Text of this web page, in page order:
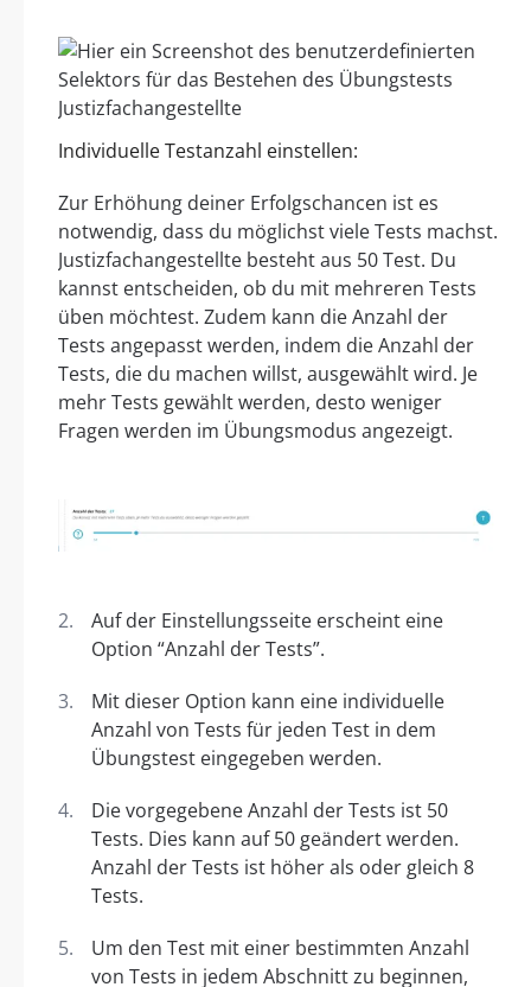
Individuelle Testanzahl einstellen:
Zur Erhöhung deiner Erfolgschancen ist es
notwendig, dass du möglichst viele Tests machst.
Justizfachangestellte besteht aus 50 Test. Du
kannst entscheiden, ob du mit mehreren Tests
üben möchtest. Zudem kann die Anzahl der
Tests angepasst werden, indem die Anzahl der
Tests, die du machen willst, ausgewählt wird. Je
mehr Tests gewählt werden, desto weniger
Fragen werden im Übungsmodus angezeigt.
Auf der Einstellungsseite erscheint eine
Option “Anzahl der Tests”.
Mit dieser Option kann eine individuelle
Anzahl von Tests für jeden Test in dem
Übungstest eingegeben werden.
Die vorgegebene Anzahl der Tests ist 50
Tests. Dies kann auf 50 geändert werden.
Anzahl der Tests ist höher als oder gleich 8
Tests.
Um den Test mit einer bestimmten Anzahl
von Tests in jedem Abschnitt zu beginnen,